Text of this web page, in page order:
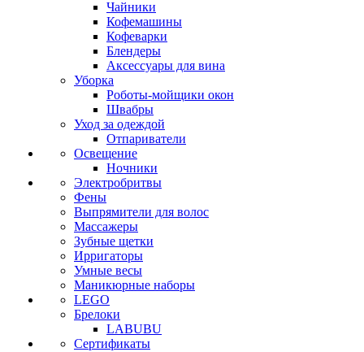
Чайники
Кофемашины
Кофеварки
Блендеры
Аксессуары для вина
Уборка
Роботы-мойщики окон
Швабры
Уход за одеждой
Отпариватели
Освещение
Ночники
Электробритвы
Фены
Выпрямители для волос
Массажеры
Зубные щетки
Ирригаторы
Умные весы
Маникюрные наборы
LEGO
Брелоки
LABUBU
Сертификаты